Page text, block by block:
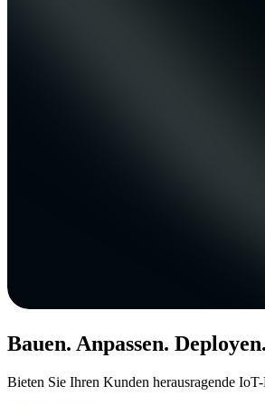
Bauen. Anpassen. Deployen.
Bieten Sie Ihren Kunden herausragende